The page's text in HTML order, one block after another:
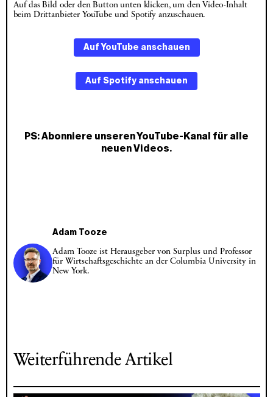
Auf das Bild oder den Button unten klicken, um den Video-Inhalt
beim Drittanbieter YouTube und Spotify anzuschauen.
Auf YouTube anschauen
Auf Spotify anschauen
PS: Abonniere unserenYouTube-Kanal für alle
neuen Videos.
Adam Tooze
Adam Tooze ist Herausgeber von Surplus und Professor
für Wirtschaftsgeschichte an der Columbia University in
New York.
Weiterführende Artikel